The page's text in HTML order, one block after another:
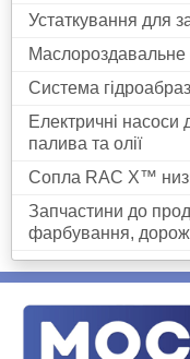
Устаткування для
Система
Електричні насоси
палива та олії
Сопла RAC X™
Запчастини до
фарбування,